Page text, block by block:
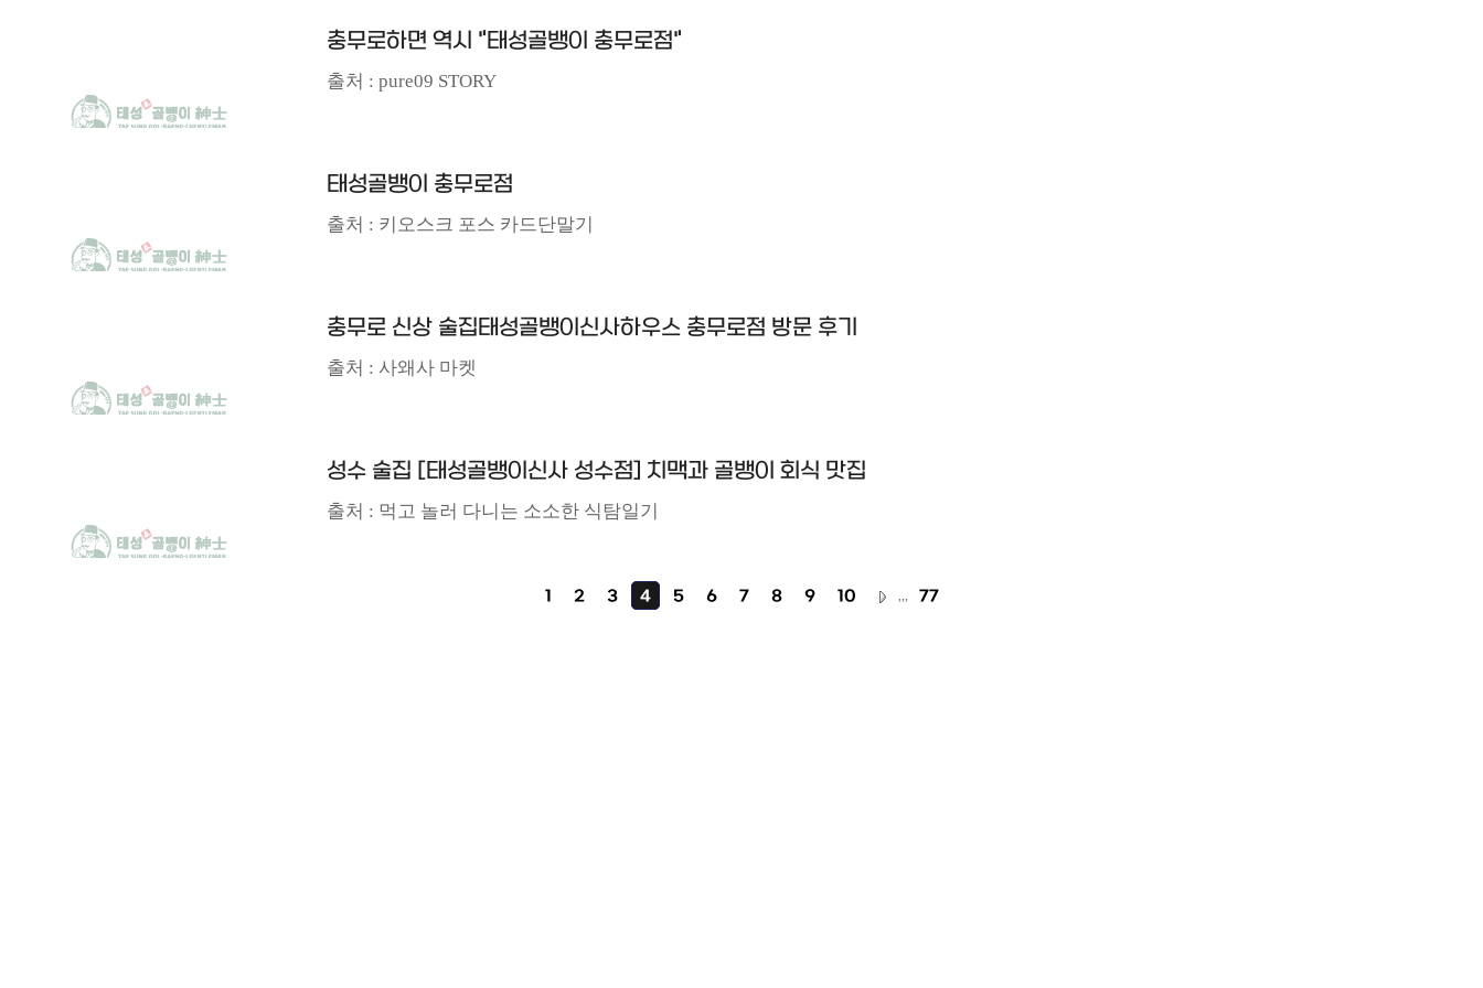
충무로하면 역시 "태성골뱅이 충무로점"
출처 : pure09 STORY
태성골뱅이 충무로점
출처 : 키오스크 포스 카드단말기
충무로 신상 술집태성골뱅이신사하우스 충무로점 방문 후기
출처 : 사왜사 마켓
성수 술집 [태성골뱅이신사 성수점] 치맥과 골뱅이 회식 맛집
출처 : 먹고 놀러 다니는 소소한 식탐일기
1 2 3 4 5 6 7 8 9 10 ,,, 77